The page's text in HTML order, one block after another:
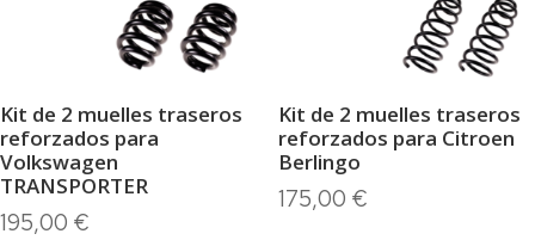
Kit de 2 muelles traseros
reforzados para
Volkswagen
TRANSPORTER
195,00 €
Kit de 2 muelles traseros
reforzados para Citroen
Berlingo
175,00 €